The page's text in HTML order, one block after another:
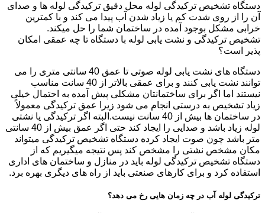
دستگاه تشخیص ترکیدگی لوله محل دقیق ترکیدگی لوله ها و صدای
آن را از روی شدت کم یا زیاد شدن آب پیدا می کند و با کمترین
خرابی مشکل بوجود آمده در ساختمان شما را حل میکند.
تشخیص ترکیدگی و نشت یابی لوله با دستگاه تا چه عمقی امکان
پذیر است؟
دستگاه های نشت یابی لوله صوتی تا عمق 40 سانتی متری را می
توانند نشت یابی کنند و برای عمقی بالاتر از 40 سانت مناسب
نیستند اما اگر برای ساختمانتان مشکلی پیش آمده به احتمال خیلی
زیاد تشخیص به درستی انجام می شود زیرا عمق ترکیدگی معمولاً
در ساختمان ها بیش از 40 سانت نیست.البته اگر ترکیدگی یا نشتی
لوله زیاد باشد و صدایی را ایجاد کند حتی اگر عمق بیش از 40 سانتی
متر باشد چون صوت ایجاد کرده دستگاه تشخیص ترکیدگی میتواند
مکان مشخص نشتی را مشخص کند پس نتیجه میگیریم که از
دستگاه تشخیص ترکیدگی لوله باید در منازل و ساختمان های اداری
استفاده کرد و برای کارهای صنعتی باید از راه های دیگری بهره برد.
ترکیدگی لوله آب در چه زمان هایی رخ می دهد؟